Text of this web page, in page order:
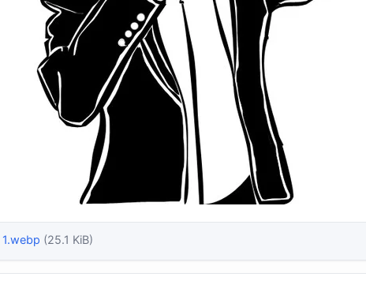
1.webp (25.1 KiB)